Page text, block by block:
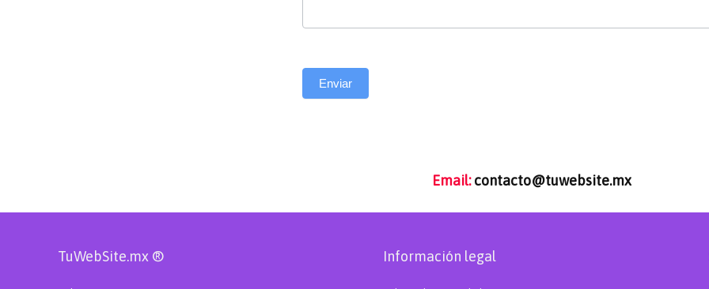
Enviar
Email:contacto@tuwebsite.mx
TuWebSite.mx ® Información legal